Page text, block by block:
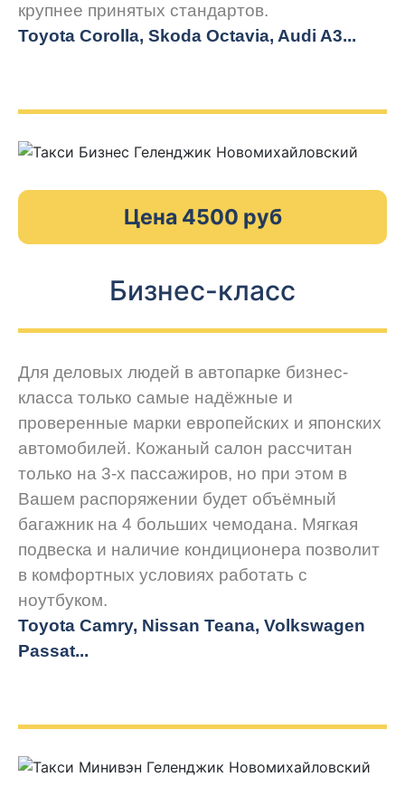
крупнее принятых стандартов.
Toyota Corolla, Skoda Octavia, Audi A3...
Цена 4500 руб
Бизнес-класс
Для деловых людей в автопарке бизнес-
класса только самые надёжные и
проверенные марки европейских и японских
автомобилей. Кожаный салон рассчитан
только на 3-х пассажиров, но при этом в
Вашем распоряжении будет объёмный
багажник на 4 больших чемодана. Мягкая
подвеска и наличие кондиционера позволит
в комфортных условиях работать с
ноутбуком.
Toyota Camry, Nissan Teana, Volkswagen
Passat...